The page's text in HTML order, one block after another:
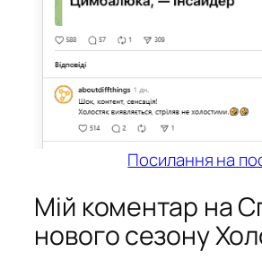
Посилання на
Мій коментар на
нового сезону